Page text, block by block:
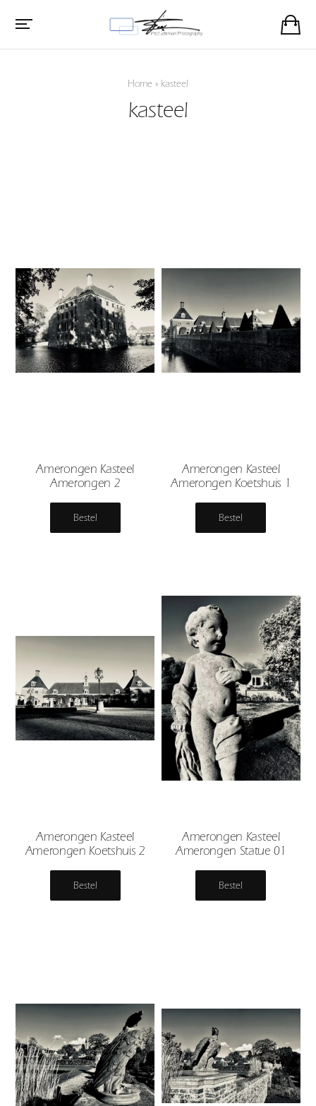
Home » kasteel
kasteel
Amerongen Kasteel
Amerongen 2
Bestel
Amerongen Kasteel
Amerongen Koetshuis 1
Bestel
Amerongen Kasteel
Amerongen Koetshuis 2
Bestel
Amerongen Kasteel
Amerongen Statue 01
Bestel